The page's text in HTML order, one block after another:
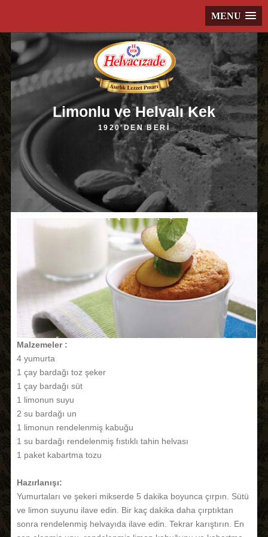
MENU
Limonlu ve Helvalı Kek
1920'DEN BERİ
Malzemeler :
4 yumurta
1 çay bardağı toz şeker
1 çay bardağı süt
1 limonun suyu
2 su bardağı un
1 limonun rendelenmiş kabuğu
1 su bardağı rendelenmiş fıstıklı tahin helvası
1 paket kabartma tozu
Hazırlanışı:
Yumurtaları ve şekeri mikserde 5 dakika boyunca çırpın. Sütü
ve limon suyunu ilave edin. Bir kaç dakika daha çırptıktan
sonra rendelenmiş helvayıda ilave edin. Tekrar karıştırın. En